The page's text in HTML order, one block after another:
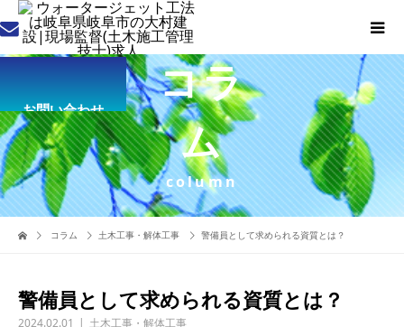
お問い合わせ
コラ
ム
column
コラム 土木工事・解体工事 警備員として求められる資質とは？
警備員として求められる資質とは？
2024.02.01 土木工事・解体工事